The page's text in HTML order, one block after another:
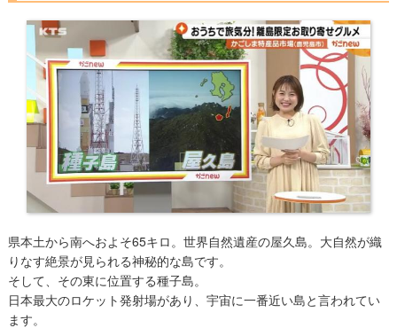
県本土から南へおよそ65キロ。世界自然遺産の屋久島。大自然が織
りなす絶景が見られる神秘的な島です。
そして、その東に位置する種子島。
日本最大のロケット発射場があり、宇宙に一番近い島と言われてい
ます。